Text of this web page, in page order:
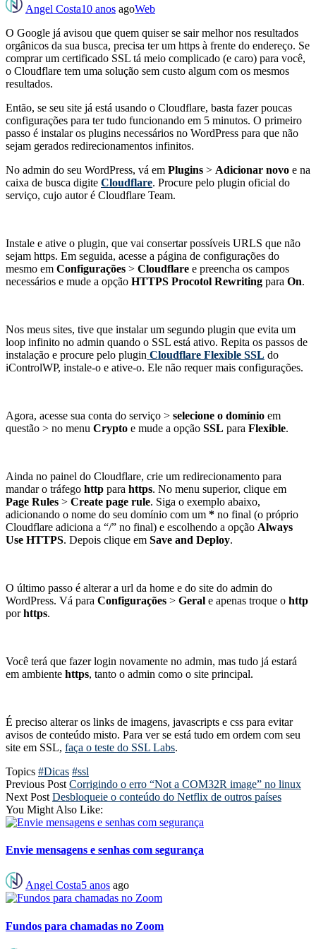
Angel Costa10 anos agoWeb
O Google já avisou que quem quiser se sair melhor nos resultados
orgânicos da sua busca, precisa ter um https à frente do endereço. Se
comprar um certificado SSL tá meio complicado (e caro) para você,
o Cloudflare tem uma solução sem custo algum com os mesmos
resultados.
Então, se seu site já está usando o Cloudflare, basta fazer poucas
configurações para ter tudo funcionando em 5 minutos. O primeiro
passo é instalar os plugins necessários no WordPress para que não
sejam gerados redirecionamentos infinitos.
No admin do seu WordPress, vá em Plugins > Adicionar novo e na
caixa de busca digite Cloudflare. Procure pelo plugin oficial do
serviço, cujo autor é Cloudflare Team.
Instale e ative o plugin, que vai consertar possíveis URLS que não
sejam https. Em seguida, acesse a página de configurações do
mesmo em Configurações > Cloudflare e preencha os campos
necessários e mude a opção HTTPS Procotol Rewriting para On.
Nos meus sites, tive que instalar um segundo plugin que evita um
loop infinito no admin quando o SSL está ativo. Repita os passos de
instalação e procure pelo plugin Cloudflare Flexible SSL do
iControlWP, instale-o e ative-o. Ele não requer mais configurações.
Agora, acesse sua conta do serviço > selecione o domínio em
questão > no menu Crypto e mude a opção SSL para Flexible.
Ainda no painel do Cloudflare, crie um redirecionamento para
mandar o tráfego http para https. No menu superior, clique em
Page Rules > Create page rule. Siga o exemplo abaixo,
adicionando o nome do seu domínio com um * no final (o próprio
Cloudflare adiciona a “/” no final) e escolhendo a opção Always
Use HTTPS. Depois clique em Save and Deploy.
O último passo é alterar a url da home e do site do admin do
WordPress. Vá para Configurações > Geral e apenas troque o http
porhttps.
Você terá que fazer login novamente no admin, mas tudo já estará
em ambiente https, tanto o admin como o site principal.
É preciso alterar os links de imagens, javascripts e css para evitar
avisos de conteúdo misto. Para ver se está tudo em ordem com seu
site em SSL, faça o teste do SSL Labs.
Topics #Dicas #ssl
Previous Post Corrigindo o erro “Not a COM32R image” no linux
Next Post Desbloqueie o conteúdo do Netflix de outros países
You Might Also Like:
Envie mensagens e senhas com segurança
Angel Costa5 anos ago
Fundos para chamadas no Zoom